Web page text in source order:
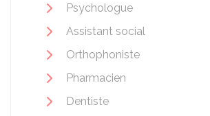
Psychologue
Assistant social
Orthophoniste
Pharmacien
Dentiste